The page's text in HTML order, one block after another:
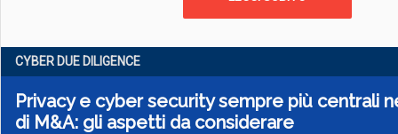
CYBER DUE DILIGENCE
Privacy e cyber security sempre più centrali
di M&A: gli aspetti da considerare